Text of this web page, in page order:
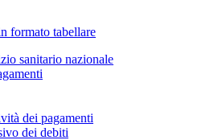
formato tabellare
sanitario nazionale
dei pagamenti
dei debiti